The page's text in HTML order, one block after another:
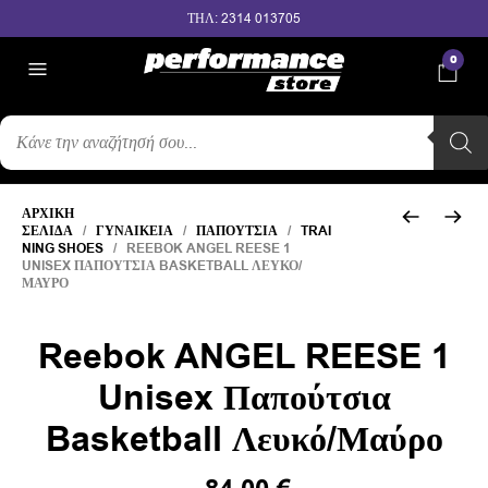
ΤΗΛ: 2314 013705
0
ΑΝΑΖΉΤΗΣΗ
ΠΡΟΪΌΝΤΩΝ
ΑΡΧΙΚΉ
ΣΕΛΊΔΑ / ΓΥΝΑΙΚΕΊΑ / ΠΑΠΟΎΤΣΙΑ / TRAI
NING SHOES / REEBOK ANGEL REESE 1
UNISEX ΠΑΠΟΎΤΣΙΑ BASKETBALL ΛΕΥΚΌ/
ΜΑΎΡΟ
Reebok ANGEL REESE 1
Unisex Παπούτσια
Basketball Λευκό/Μαύρο